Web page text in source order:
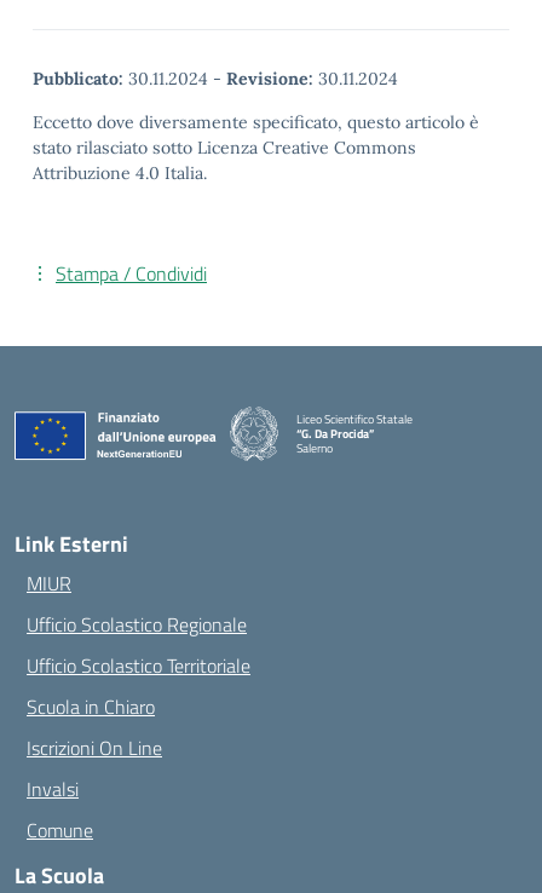
Pubblicato: 30.11.2024 - Revisione: 30.11.2024
Eccetto dove diversamente specificato, questo articolo è
stato rilasciato sotto Licenza Creative Commons
Attribuzione 4.0 Italia.
Stampa / Condividi
Liceo Scientifico Statale
“G. Da Procida”
Salerno
Link Esterni
MIUR
Ufficio Scolastico Regionale
Ufficio Scolastico Territoriale
Scuola in Chiaro
Iscrizioni On Line
Invalsi
Comune
La Scuola